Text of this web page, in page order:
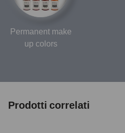
Permanent make
up colors
Prodotti correlati